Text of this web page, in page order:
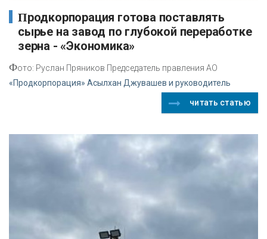
Продкорпорация готова поставлять
сырье на завод по глубокой переработке
зерна - «Экономика»
Фото: Руслан Пряников Председатель правления АО
«Продкорпорация» Асылхан Джувашев и руководитель
читать статью